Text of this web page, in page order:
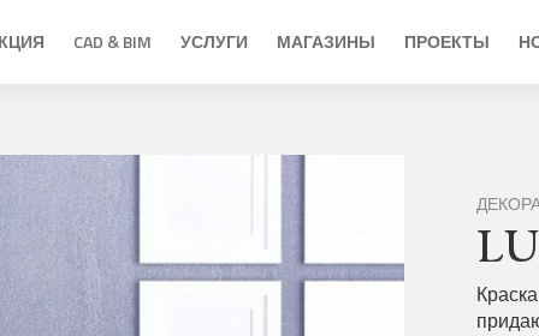
CAD & BIM УСЛУГИ МАГАЗИНЫ ПРОЕКТЫ